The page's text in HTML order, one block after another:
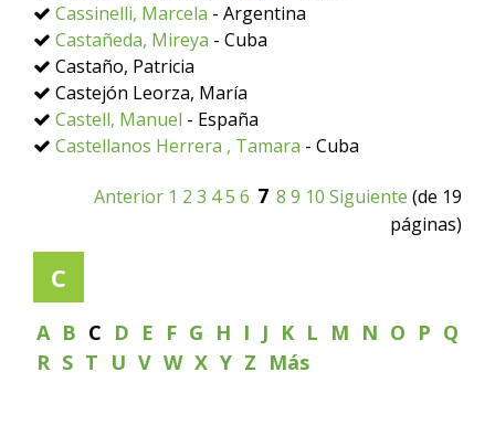
Cassinelli, Marcela - Argentina
Castañeda, Mireya - Cuba
Castaño, Patricia
Castejón Leorza, María
Castell, Manuel - España
Castellanos Herrera , Tamara - Cuba
Anterior 1 2 3 45 6 7 8 9 10 Siguiente (de 19
páginas)
C
A B C D E F G H I J K L M N O P Q
R S T U V W X Y Z Más